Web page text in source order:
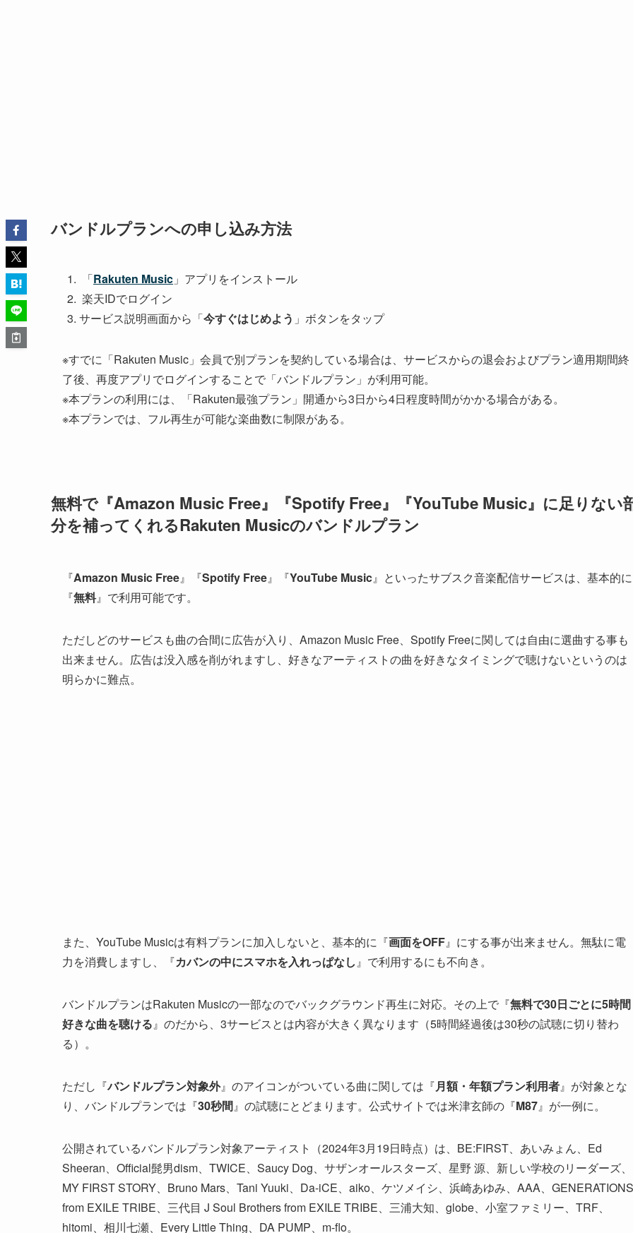
バンドルプランへの申し込み方法
「Rakuten Music 」アプリをインストール
楽天IDでログイン
サービス説明画面から「今すぐはじめよう 」ボタンをタップ
※すでに「Rakuten Music」会員で別プランを契約している場合は、サービスからの退会およびプラン適用期間終
了後、再度アプリでログインすることで「バンドルプラン」が利用可能。
※本プランの利用には、「Rakuten最強プラン」開通から3日から4日程度時間がかかる場合がある。
※本プランでは、フル再生が可能な楽曲数に制限がある。
無料で『Amazon Music Free』『Spotify Free』『YouTube Music』に足りない
分を補ってくれるRakuten Musicのバンドルプラン
『Amazon Music Free』『Spotify Free』『YouTube Music』といったサブスク音楽配信サービスは、基本的に
『無料』で利用可能です。
ただしどのサービスも曲の合間に広告が入り、Amazon Music Free、Spotify Freeに関しては自由に選曲する事も
出来ません。広告は没入感を削がれますし、好きなアーティストの曲を好きなタイミングで聴けないというのは
明らかに難点。
また、YouTube Musicは有料プランに加入しないと、基本的に『画面をOFF』にする事が出来ません。無駄に電
力を消費しますし、『カバンの中にスマホを入れっぱなし』で利用するにも不向き。
バンドルプランはRakuten Musicの一部なのでバックグラウンド再生に対応。その上で『無料で30日ごとに5時間
好きな曲を聴ける』のだから、3サービスとは内容が大きく異なります（5時間経過後は30秒の試聴に切り替わ
る）。
ただし『バンドルプラン対象外』のアイコンがついている曲に関しては『月額・年額プラン利用者』が対象とな
り、バンドルプランでは『30秒間』の試聴にとどまります。公式サイトでは米津玄師の『M87』が一例に。
公開されているバンドルプラン対象アーティスト（2024年3月19日時点）は、BE:FIRST、あいみょん、Ed
Sheeran、Official髭男dism、TWICE、Saucy Dog、サザンオールスターズ、星野 源、新しい学校のリーダーズ、
MY FIRST STORY、Bruno Mars、Tani Yuuki、Da-iCE、aiko、ケツメイシ、浜崎あゆみ、AAA、GENERATIONS
from EXILE TRIBE、三代目 J Soul Brothers from EXILE TRIBE、三浦大知、globe、小室ファミリー、TRF、
hitomi、相川七瀬、Every Little Thing、DA PUMP、m-flo。